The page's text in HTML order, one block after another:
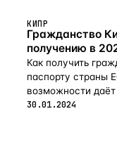
КИПР
Гражданство
получению в
Как получить
паспорту страны
возможности
30.01.2024